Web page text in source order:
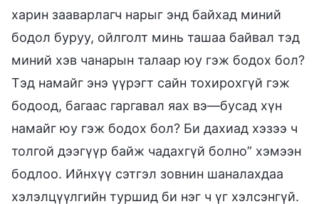
харин зааварлагч нарыг энд байхад миний
бодол буруу, ойлголт минь ташаа байвал тэд
миний хэв чанарын талаар юу гэж бодох бол?
Тэд намайг энэ үүрэгт сайн тохирохгүй гэж
бодоод, багаас гаргавал яах вэ—бусад хүн
намайг юу гэж бодох бол? Би дахиад хэзээ ч
толгой дээгүүр байж чадахгүй болно” хэмээн
бодлоо. Ийнхүү сэтгэл зовнин шаналахдаа
хэлэлцүүлгийн туршид би нэг ч үг хэлсэнгүй.